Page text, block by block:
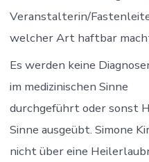
Veranstalterin/
welcher Art haftbar
Es werden keine
im medizinischen Sinne
durchgeführt oder sonst
Sinne ausgeübt. Simone
nicht über eine